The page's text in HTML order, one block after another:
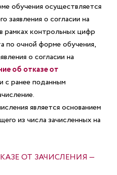
обучения осуществляется
заявления о согласии на
рамках контрольных цифр
по очной форме обучения,
о согласии на
об отказе от
с ранее поданным
является основанием
из числа зачисленных на
ОТ ЗАЧИСЛЕНИЯ —